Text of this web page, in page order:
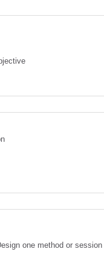
one method or